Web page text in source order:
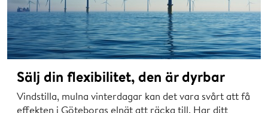
Sälj din flexibilitet, den är dyrbar
Vindstilla, mulna vinterdagar kan det vara svårt att få
effekten i Göteborgs elnät att räcka till. Har ditt